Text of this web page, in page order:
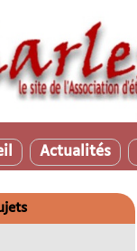
Actualités